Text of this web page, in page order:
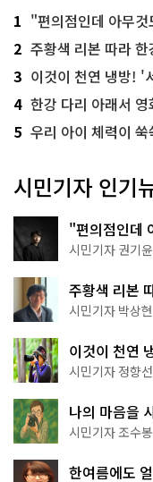
1 "편의점인데 아무것도
2 주황색 리본 따라 한강
3 이것이 천연 냉방! '
4 한강 다리 아래서
5 우리 아이 체력이
시민기자 인기
"편의점인데
한 편의점의 정
시민기자 권기윤
주황색 리본
서울둘레길 15
시민기자 박상현
이것이 천연
나볼까
시민기자 정향선
나의 마음을
상작 공개!
시민기자 조수봉
한여름에도